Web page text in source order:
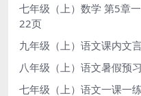
七年级（上）数学 第5章
22页
九年级（上）语文课内文
八年级（上）语文暑假预
七年级（上）语文一课一